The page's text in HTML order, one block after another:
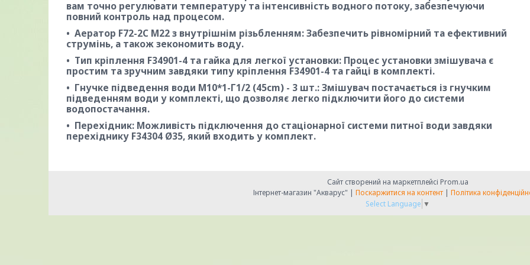
вам точно регулювати температуру та інтенсивність водного потоку, забезпечуючи
повний контроль над процесом.
Аератор F72-2C M22 з внутрішнім різьбленням: Забезпечить рівномірний та ефективний
струмінь, а також зекономить воду.
Тип кріплення F34901-4 та гайка для легкої установки: Процес установки змішувача є
простим та зручним завдяки типу кріплення F34901-4 та гайці в комплекті.
Гнучке підведення води M10*1-Г1/2 (45cm) - 3 шт.: Змішувач постачається із гнучким
підведенням води у комплекті, що дозволяє легко підключити його до системи
водопостачання.
Перехідник: Можливість підключення до стаціонарної системи питної води завдяки
перехіднику F34304 Ø35, який входить у комплект.
Сайт створений на маркетплейсі Prom.ua
Інтернет-магазин "Акварус" | Поскаржитися на контент | Політика
Select Language ▼